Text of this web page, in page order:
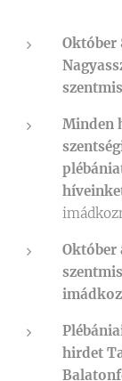
Október
Minden
Október
hirdet